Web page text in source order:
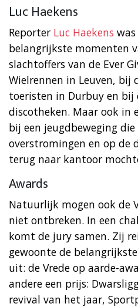
Luc Haekens
Reporter Luc Haekens
belangrijkste momenten
slachtoffers van de Ever
Wielrennen in Leuven, bij
toeristen in Durbuy en bij
discotheken. Maar ook in
bij een jeugdbeweging
overstromingen en op de
terug naar kantoor
Awards
Natuurlijk mogen ook de
niet ontbreken. In een
komt de jury samen. Zij
gewoonte de
uit: de Vrede op aarde-
andere een prijs:
revival van het jaar,